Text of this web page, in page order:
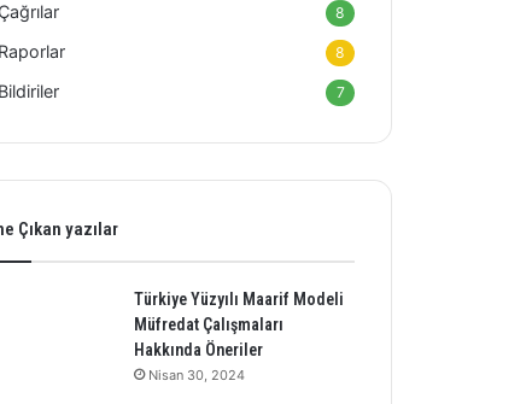
Çağrılar 8
Raporlar 8
Bildiriler 7
Çıkan yazılar
Türkiye Yüzyılı Maarif Modeli
Müfredat Çalışmaları
Hakkında Öneriler
Nisan 30, 2024